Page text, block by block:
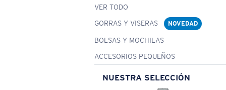
VER TODO
GORRAS Y VISERAS
NOVEDAD
BOLSAS Y MOCHILAS
ACCESORIOS PEQUEÑOS
NUESTRA SELECCIÓN